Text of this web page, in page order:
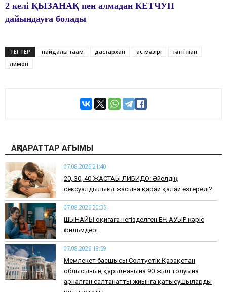
2 келі ҚЫЗАНАҚ пен алмадан КЕТЧУП
дайындауға болады
ТЕГТЕР пайдалы тағам дастархан ас мәзірі
тәтті нан
лимон
АҚПАРАТТАР АҒЫМЫ
07.08.2026 21:40
​20, 30, 40 ЖАСТАҒЫ ЛИБИДО: Әйелдің
сексуалдылығы жасына қарай қалай өзгереді?
07.08.2026 20:35
​ШЫНАЙЫ оқиғаға негізделген ЕҢ АУЫР кәріс
фильмдері
07.08.2026 18:59
Мемлекет басшысы Солтүстік Қазақстан
облысының құрылғанына 90 жыл толуына
арналған салтанатты жиынға қатысушыларды